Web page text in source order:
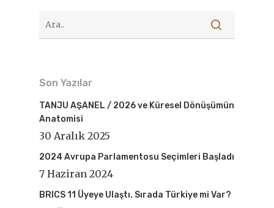
Son Yazılar
TANJU AŞANEL / 2026 ve Küresel Dönüşümün
Anatomisi
30 Aralık 2025
2024 Avrupa Parlamentosu Seçimleri Başladı
7 Haziran 2024
BRICS 11 Üyeye Ulaştı. Sırada Türkiye mi Var?